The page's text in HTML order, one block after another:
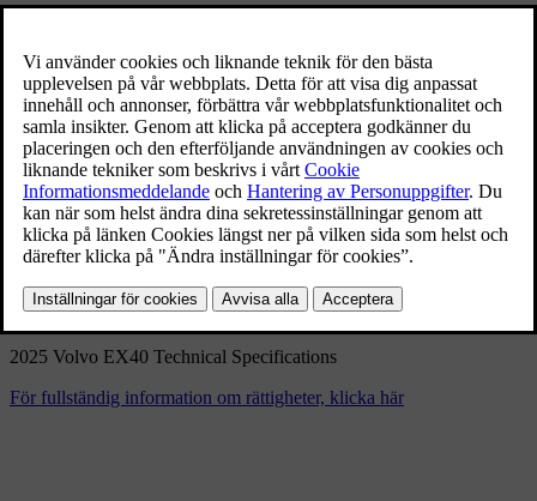
2025 Volvo EX40 Technical
Specifications
9/3/2024
Bokmärke
Ladda ner
2025 Volvo EX40 Technical Specifications
För fullständig information om rättigheter, klicka här